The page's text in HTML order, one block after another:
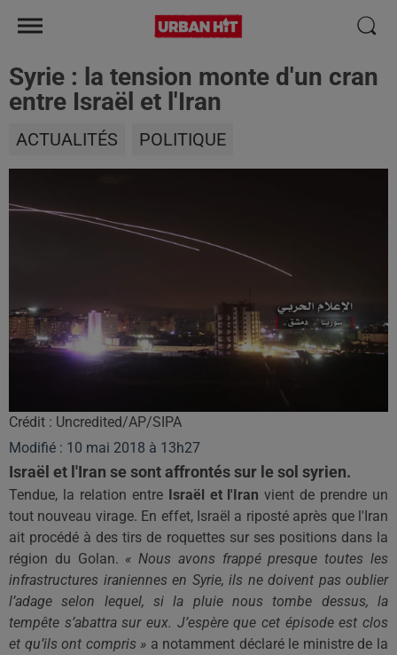
Syrie : la tension monte d'un cran
entre Israël et l'Iran
ACTUALITÉS POLITIQUE
Crédit : Uncredited/AP/SIPA
Modifié : 10 mai 2018 à 13h27
Israël et l'Iran se sont affrontés sur le sol syrien.
Tendue, la relation entreIsraël et l'Iran vient de prendre un
tout nouveau virage. En effet, Israël a riposté après que l'Iran
ait procédé à des tirs de roquettes sur ses positions dans la
région du Golan. « Nous avons frappé presque toutes les
infrastructures iraniennes en Syrie, ils ne doivent pas oublier
l’adage selon lequel, si la pluie nous tombe dessus, la
tempête s’abattra sur eux. J’espère que cet épisode est clos
et qu’ils ont compris » a notamment déclaré le ministre de la